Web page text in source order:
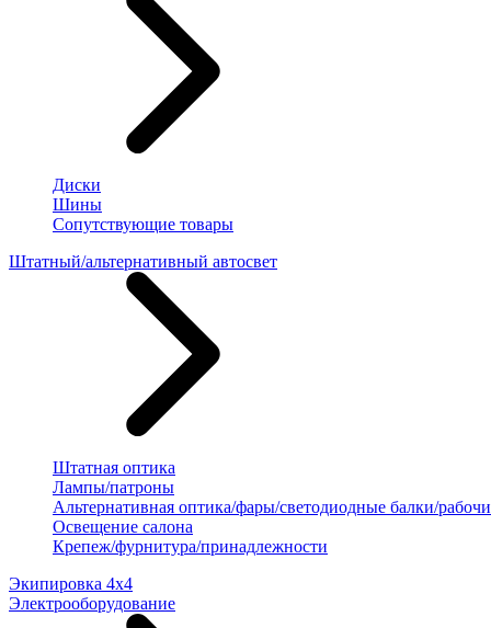
Диски
Шины
Сопутствующие товары
Штатный/альтернативный автосвет
Штатная оптика
Лампы/патроны
Альтернативная оптика/фары/светодиодные балки/
Освещение салона
Крепеж/фурнитура/принадлежности
Экипировка 4х4
Электрооборудование